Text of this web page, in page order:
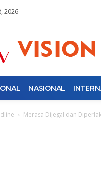
2026
NASIONAL
Merasa Dijegal dan